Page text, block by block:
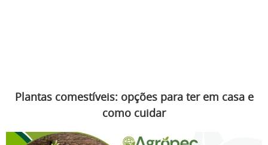
Plantas comestíveis: opções para ter em casa e
como cuidar